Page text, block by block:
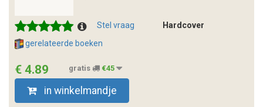
Stel vraag
Hardcover
gerelateerde boeken
€ 4.89 gratis €45
in winkelmandje